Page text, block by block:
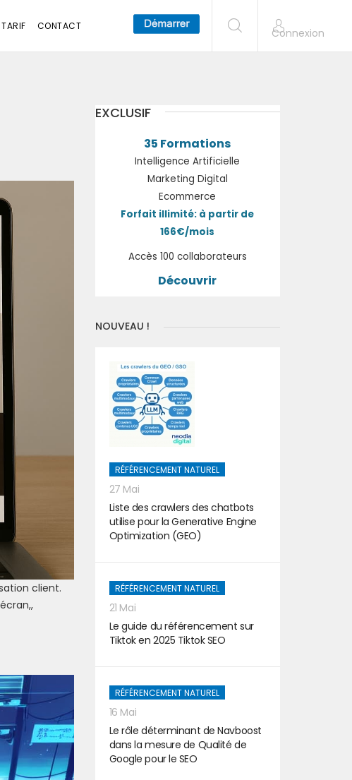
TARIF CONTACT
Connexion
client.
EXCLUSIF
35 Formations
Intelligence Artificielle
Marketing Digital
Ecommerce
Forfait illimité: à partir de
166€/mois
Accès 100 collaborateurs
Découvrir
NOUVEAU !
RÉFÉRENCEMENT NATUREL
27 Mai
Liste des crawlers des chatbots
utilise pour la Generative Engine
Optimization (GEO)
RÉFÉRENCEMENT NATUREL
21 Mai
Le guide du référencement sur
Tiktok en 2025 Tiktok SEO
RÉFÉRENCEMENT NATUREL
16 Mai
Le rôle déterminant de Navboost
dans la mesure de Qualité de
Google pour le SEO